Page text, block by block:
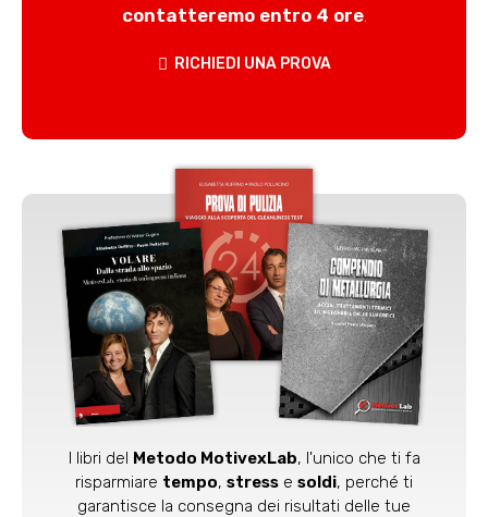
contatteremo entro 4 ore.
RICHIEDI UNA PROVA
I libri del Metodo MotivexLab, l'unico che ti fa
risparmiare tempo, stress e soldi, perché ti
garantisce la consegna dei risultati delle tue